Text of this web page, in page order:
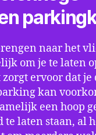
naar het
om je te laten
ervoor dat je
kan
een hoop
te laten staan, al